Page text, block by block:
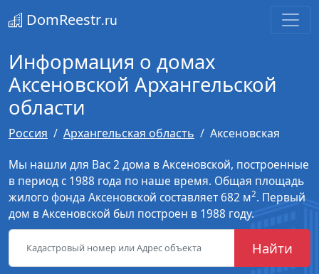
DomReestr.ru
Информация о домах
Аксеновской Архангельской
области
Россия Архангельская область
Аксеновская
Мы нашли для Вас 2 дома в Аксеновской, построенные
в период с 1988 года по наше время. Общая площадь
жилого фонда Аксеновской составляет 682 м2. Первый
дом в Аксеновской был построен в 1988 году.
Найти